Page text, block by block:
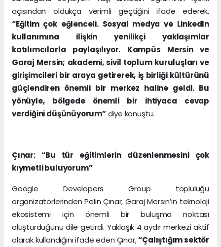
açısından oldukça verimli geçtiğini ifade ederek,
“Eğitim çok eğlenceli. Sosyal medya ve LinkedIn
kullanımına ilişkin yenilikçi yaklaşımlar
katılımcılarla paylaşılıyor. Kampüs Mersin ve
Garaj Mersin; akademi, sivil toplum kuruluşları ve
girişimcileri bir araya getirerek, iş birliği kültürünü
güçlendiren önemli bir merkez haline geldi. Bu
yönüyle, bölgede önemli bir ihtiyaca cevap
verdiğini düşünüyorum”diye konuştu.
Çınar: “Bu tür eğitimlerin düzenlenmesini çok
kıymetli buluyorum”
Google Developers Group topluluğu
organizatörlerinden Pelin Çınar, Garaj Mersin’in teknoloji
ekosistemi için önemli bir buluşma noktası
oluşturduğunu dile getirdi. Yaklaşık 4 aydır merkezi aktif
olarak kullandığını ifade eden Çınar,“Çalıştığım sektör